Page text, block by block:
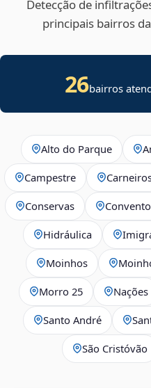
Detecção de
principais bairros
26bairros
Alto do Parque
Campestre
Conservas
Hidráulica
Moinhos
Morro 25 Nações
Santo André
São Cristóvão